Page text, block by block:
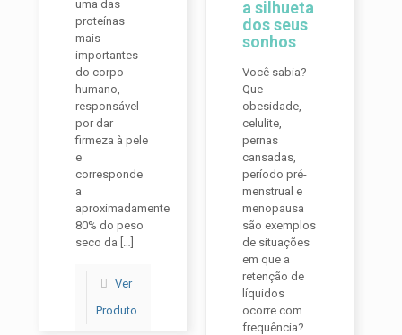
uma das
proteínas
mais
importantes
do corpo
humano,
responsável
por dar
firmeza à pele
e
corresponde
a
aproximadamente
80% do peso
seco da […]
Ver
Produto
a silhueta
dos seus
sonhos
Você sabia?
Que
obesidade,
celulite,
pernas
cansadas,
período pré-
menstrual e
menopausa
são exemplos
de situações
em que a
retenção de
líquidos
ocorre com
frequência?